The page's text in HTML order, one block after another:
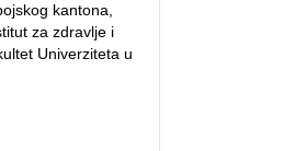
kantona,
za zdravlje i
Univerziteta u